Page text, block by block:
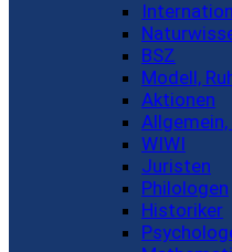
BSZ
Modell,
Aktionen
WIWI
Juristen
Philologen
Historiker